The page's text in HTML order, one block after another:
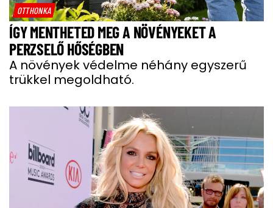
OTTHONKA
ÍGY MENTHETED MEG A NÖVÉNYEKET A
PERZSELŐ HŐSÉGBEN
A növények védelme néhány egyszerű
trükkel megoldható.